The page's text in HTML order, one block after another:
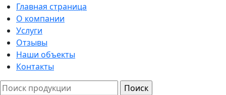
Главная страница
О компании
Услуги
Отзывы
Наши объекты
Контакты